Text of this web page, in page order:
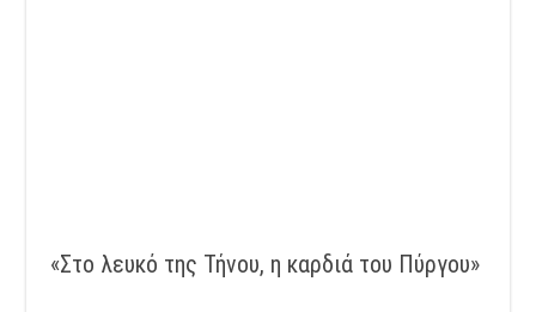
«Στο λευκό της Τήνου, η καρδιά του Πύργου»